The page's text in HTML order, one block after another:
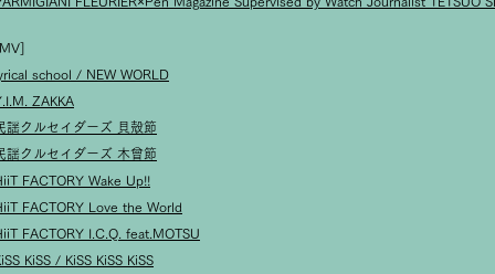
school / NEW WORLD
ZAKKA
謡クルセイダーズ 貝殻節
謡クルセイダーズ 木曾節
FACTORY Wake Up!!
FACTORY Love the World
FACTORY I.C.Q. feat.MOTSU
KiSS / KiSS KiSS KiSS